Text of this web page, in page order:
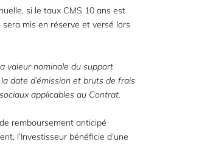
si le taux CMS 10 ans est
mis en réserve et versé lors
valeur nominale du support
date d’émission et bruts de frais
applicables au Contrat.
remboursement anticipé
l’Investisseur bénéficie d’une